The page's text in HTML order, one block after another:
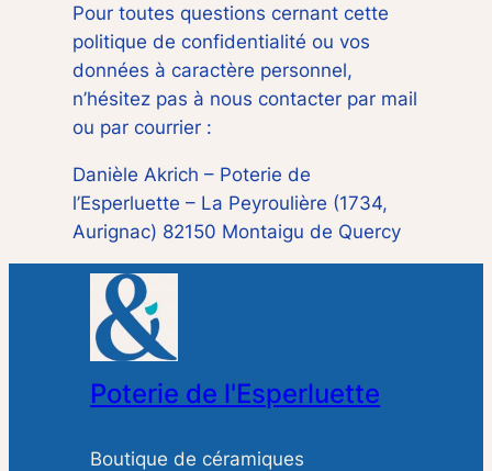
Pour toutes questions cernant cette
politique de confidentialité ou vos
données à caractère personnel,
n’hésitez pas à nous contacter par mail
ou par courrier :
Danièle Akrich – Poterie de
l’Esperluette – La Peyroulière (1734,
Aurignac) 82150 Montaigu de Quercy
Poterie de l'Esperluette
Boutique de céramiques